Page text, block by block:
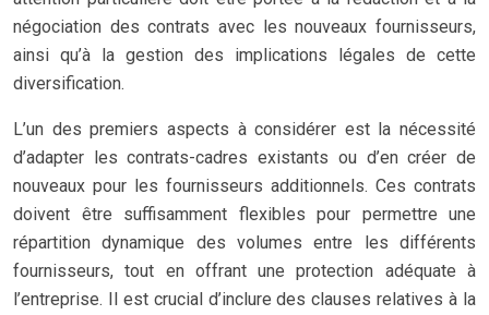
négociation des contrats avec les nouveaux fournisseurs,
ainsi qu’à la gestion des implications légales de cette
diversification.
L’un des premiers aspects à considérer est la nécessité
d’adapter les contrats-cadres existants ou d’en créer de
nouveaux pour les fournisseurs additionnels. Ces contrats
doivent être suffisamment flexibles pour permettre une
répartition dynamique des volumes entre les différents
fournisseurs, tout en offrant une protection adéquate à
l’entreprise. Il est crucial d’inclure des clauses relatives à la